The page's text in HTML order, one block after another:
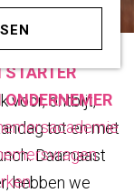
STARTER
ONDERNEMER
voor, ontbijt,
tot en met
Daarnaast
hebben we